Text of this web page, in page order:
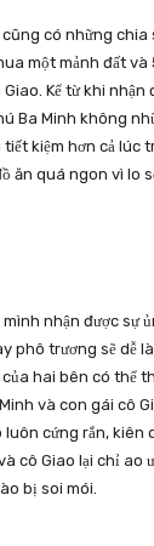
có những chia
một mảnh đất
Kể từ khi nhận
Ba Minh không
kiệm hơn cả lúc
ăn quá ngon vì lo
nhận được sự
phô trương sẽ dễ
hai bên có thể
và con gái cô
cứng rắn, kiên
cô Giao lại chỉ ao
bị soi mói.